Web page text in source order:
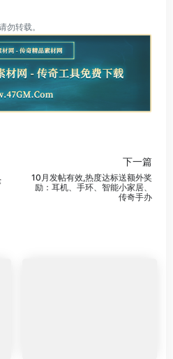
勿转载。
下一篇
10月发帖有效,热度达标送额外奖
励：耳机、手环、智能小家居、
传奇手办